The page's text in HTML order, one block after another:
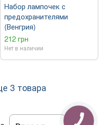
Набор лампочек с
предохранителями
(Венгрия)
212 грн
Нет в наличии
3 товара